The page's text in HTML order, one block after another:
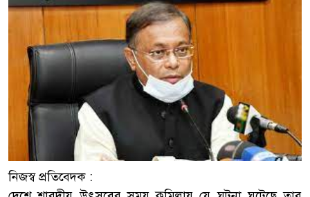
নিজস্ব প্রতিবেদক :